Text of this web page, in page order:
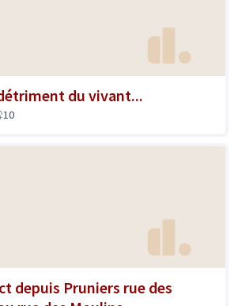
du vivant...
10
depuis Pruniers rue des